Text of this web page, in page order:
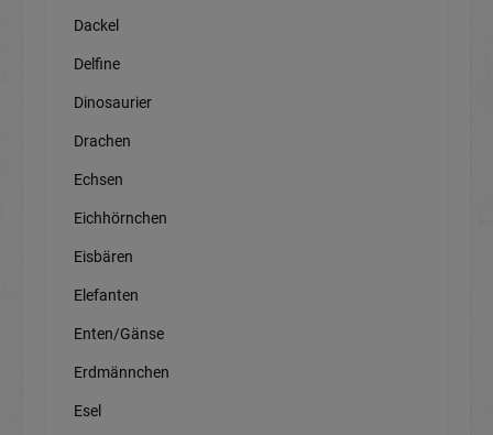
Dackel
Delfine
Dinosaurier
Drachen
Echsen
Eichhörnchen
Eisbären
Elefanten
Enten/Gänse
Erdmännchen
Esel